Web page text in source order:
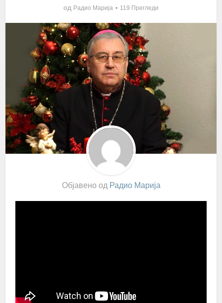
од Радио Марија 119 Прегледи
Објавено од Радио Марија